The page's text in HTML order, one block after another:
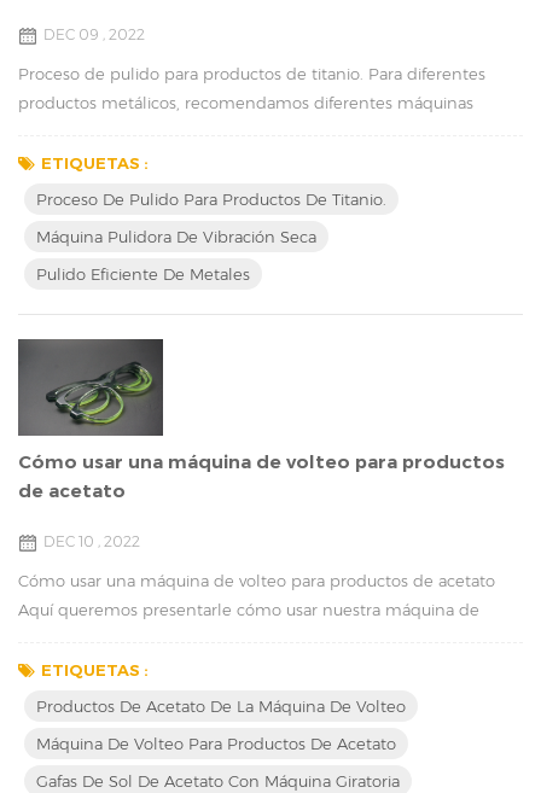
DEC 09 , 2022
Proceso de pulido para productos de titanio. Para diferentes
productos metálicos, recomendamos diferentes máquinas
metal en seco . Como puede ver, colocamos los productos uno
por uno en el rango, lo que asegura que la superficie de los
seguridad dentro de la máquina, la alarma ...
ETIQUETAS :
Proceso De Pulido Para Productos De Titanio.
Máquina Pulidora De Vibración Seca
Pulido Eficiente De Metales
Cómo usar una máquina de volteo para productos
de acetato
DEC 10 , 2022
Cómo usar una máquina de volteo para productos de acetato
Aquí queremos presentarle cómo usar nuestra máquina de
ejemplo las gafas de sol de acetato: Para usar una máquina
giratoria para gafas de sol de acetato, siga estos pasos: En primer
buenas condiciones de funcionamiento. En se...
ETIQUETAS :
Productos De Acetato De La Máquina De Volteo
Máquina De Volteo Para Productos De Acetato
Gafas De Sol De Acetato Con Máquina Giratoria